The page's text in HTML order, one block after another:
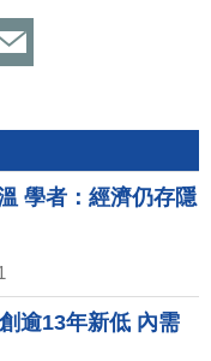
學者：經濟仍存隱
逾13年新低 內需